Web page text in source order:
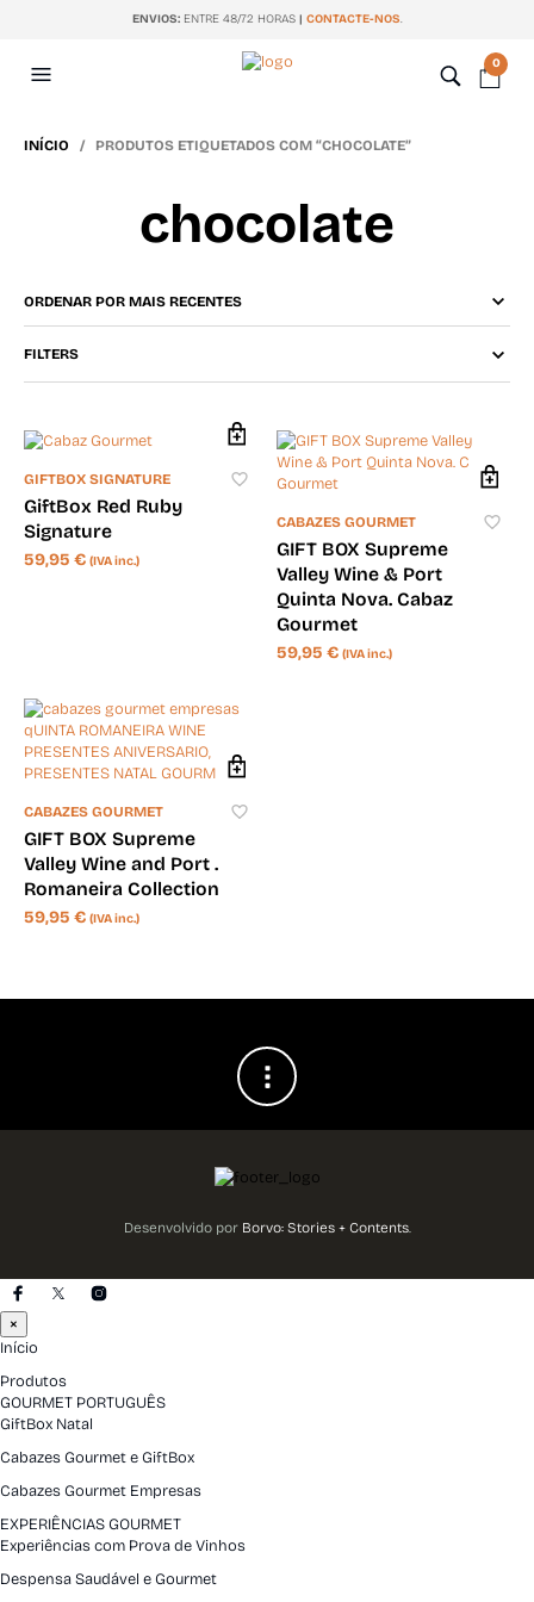
ENVIOS:ENTRE 48/72 HORAS | CONTACTE-NOS.
0
INÍCIO / PRODUTOS ETIQUETADOS COM “CHOCOLATE”
chocolate
FILTERS
GIFTBOX SIGNATURE
GiftBox Red Ruby
Signature
59,95 € (IVA inc.)
CABAZES GOURMET
GIFT BOX Supreme
Valley Wine & Port
Quinta Nova. Cabaz
Gourmet
59,95€ (IVA inc.)
CABAZES GOURMET
GIFT BOX Supreme
Valley Wine and Port .
Romaneira Collection
59,95 € (IVA inc.)
Desenvolvido por Borvo: Stories + Contents.
×
Início
Produtos
GOURMET PORTUGUÊS
GiftBox Natal
Cabazes Gourmet e GiftBox
Cabazes Gourmet Empresas
EXPERIÊNCIAS GOURMET
Experiências com Prova de Vinhos
Despensa Saudável e Gourmet